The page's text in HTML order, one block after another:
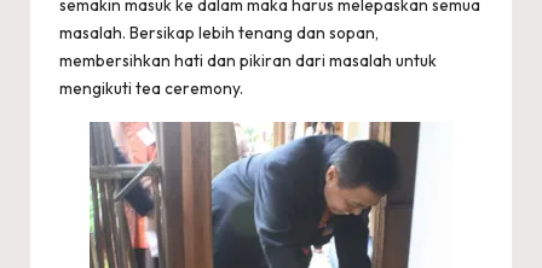
semakin masuk ke dalam maka harus melepaskan semua
masalah. Bersikap lebih tenang dan sopan,
membersihkan hati dan pikiran dari masalah untuk
mengikuti tea ceremony.